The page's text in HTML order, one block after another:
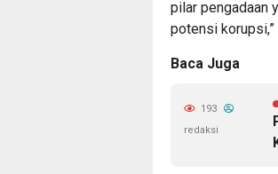
pilar pengadaan
potensi korupsi,”
Baca Juga
193
redaksi